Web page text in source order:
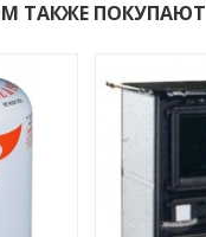
ТАКЖЕ ПОКУПАЮТ